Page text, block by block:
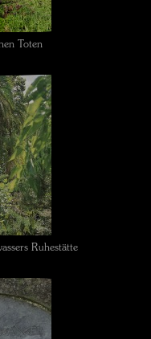
Toten
Ruhestätte